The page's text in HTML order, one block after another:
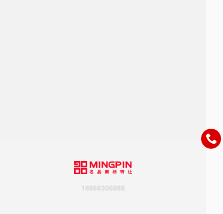
18868306888